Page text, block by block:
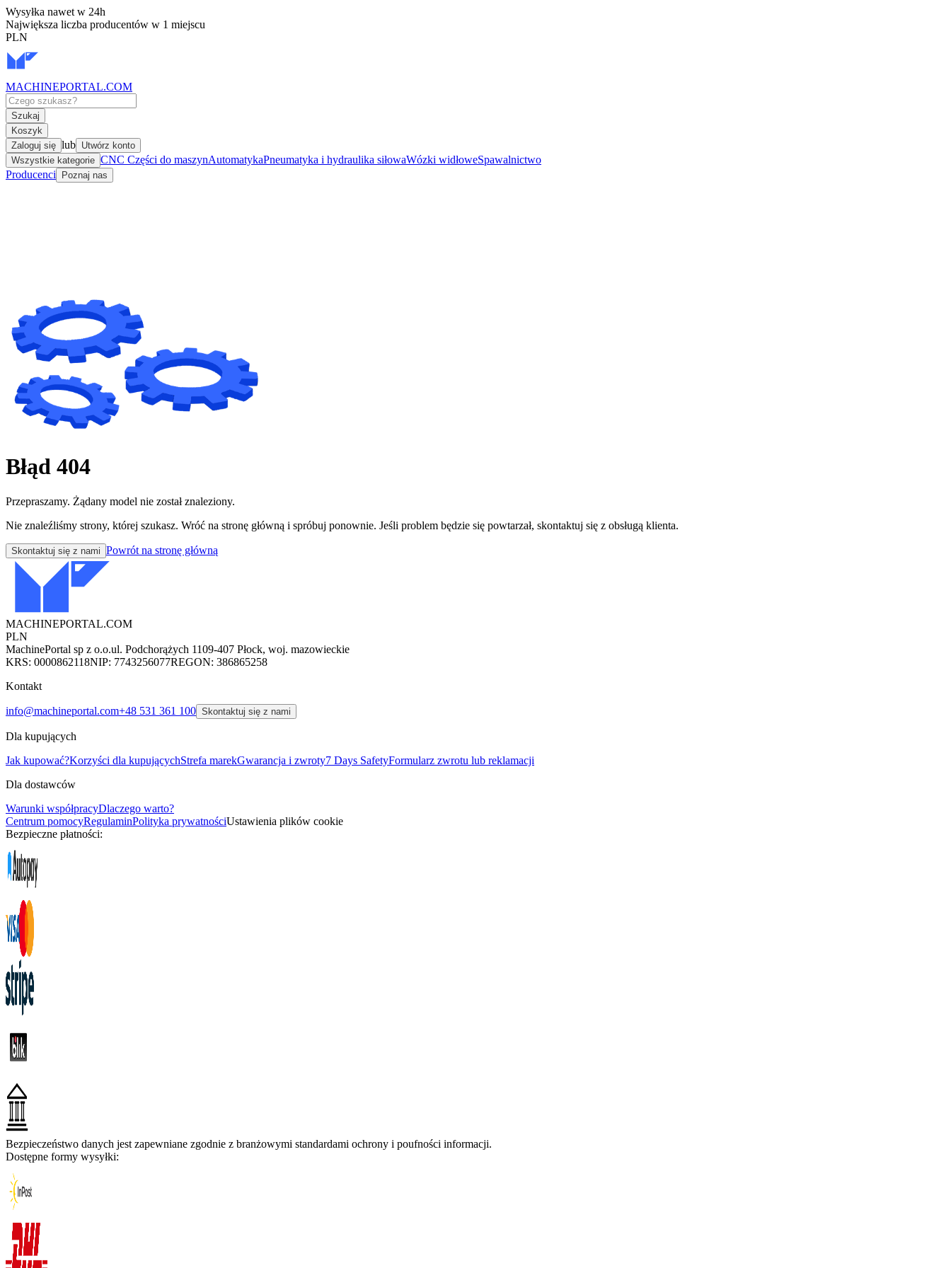
Wysyłka nawet w 24h
Największa liczba producentów w 1 miejscu
PLN
MACHINEPORTAL.COM
Szukaj
Koszyk
Zaloguj się lub Utwórz konto
Wszystkie kategorie CNC Części do maszynAutomatykaPneumatyka i hydraulika siłowaWózki widłoweSpawalnictwo
Producenci
Poznaj nas
Błąd 404
Przepraszamy. Żądany model nie został znaleziony.
Nie znaleźliśmy strony, której szukasz. Wróć na stronę główną i spróbuj ponownie. Jeśli problem będzie się powtarzał, skontaktuj się z obsługą klienta.
Skontaktuj się z nami Powrót na stronę główną
MACHINEPORTAL.COM
PLN
MachinePortal sp z o.o.ul. Podchorążych 1109-407 Płock, woj. mazowieckie
KRS: 0000862118NIP: 7743256077REGON: 386865258
Kontakt
info@machineportal.com+48 531 361 100 Skontaktuj się z nami
Dla kupujących
Jak kupować?Korzyści dla kupującychStrefa marekGwarancja i zwroty7 Days SafetyFormularz zwrotu lub reklamacji
Dla dostawców
Warunki współpracyDlaczego warto?
Centrum pomocyRegulaminPolityka prywatnościUstawienia plików cookie
Bezpieczne płatności:
Bezpieczeństwo danych jest zapewniane zgodnie z branżowymi standardami ochrony i poufności informacji.
Dostępne formy wysyłki: